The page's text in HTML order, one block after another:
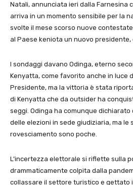
Natali, annunciata ieri dalla Farnesina
arriva in un momento sensibile per la
svolte il mese scorso nuove
al Paese keniota un nuovo presidente,
I sondaggi davano Odinga, eterno
Kenyatta, come favorito anche in luce
Presidente, ma la vittoria è stata
di Kenyatta che da outsider ha
seggi. Odinga ha comunque
delle elezioni in sede giudiziaria, ma le
rovesciamento sono poche.
L’incertezza elettorale si riflette sulla
drammaticamente colpita dalla
collassare il settore turistico e gettato